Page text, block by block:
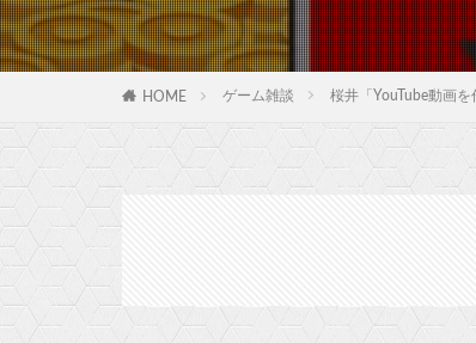
HOME ゲーム雑談 桜井「YouTube動画